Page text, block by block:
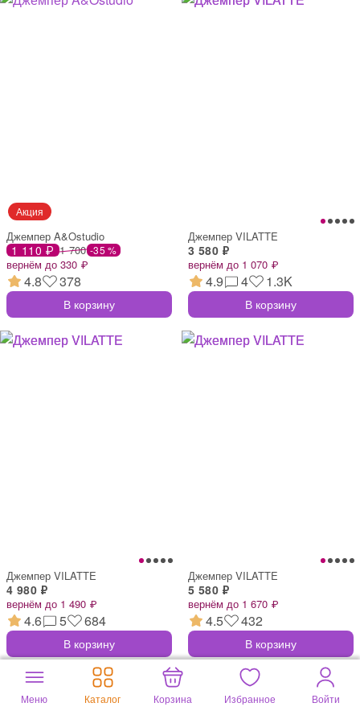
Джемпер A&Ostudio
1 110 ₽ 1 700 -35 %
вернём до 330 ₽
4.8 378
В корзину
Джемпер VILATTE
3 580 ₽
вернём до 1 070 ₽
4.9 4 1.3K
В корзину
Джемпер VILATTE
4 980 ₽
вернём до 1 490 ₽
4.6 5 684
В корзину
Джемпер VILATTE
5 580 ₽
вернём до 1 670 ₽
4.5 432
В корзину
Меню Каталог Корзина Избранное Войти